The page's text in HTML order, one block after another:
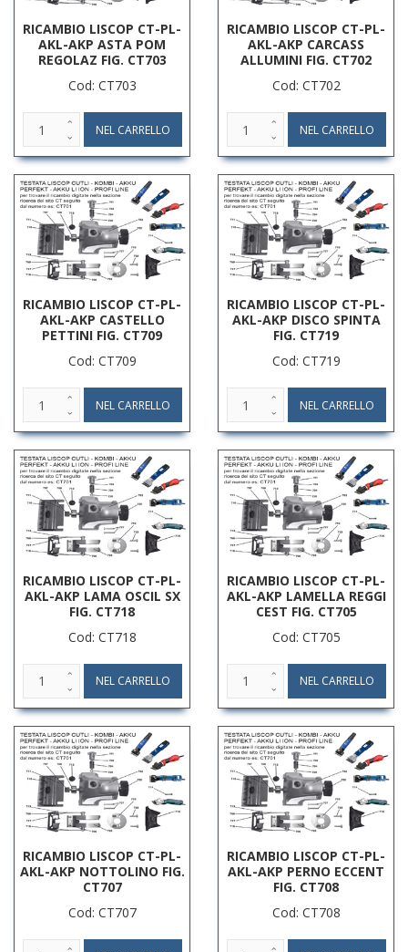
RICAMBIO LISCOP CT-PL-
AKL-AKP ASTA POM
REGOLAZ FIG. CT703
Cod: CT703
RICAMBIO LISCOP CT-PL-
AKL-AKP CARCASS
ALLUMINI FIG. CT702
Cod: CT702
RICAMBIO LISCOP CT-PL-
AKL-AKP CASTELLO
PETTINI FIG. CT709
Cod: CT709
RICAMBIO LISCOP CT-PL-
AKL-AKP DISCO SPINTA
FIG. CT719
Cod: CT719
RICAMBIO LISCOP CT-PL-
AKL-AKP LAMA OSCIL SX
FIG. CT718
Cod: CT718
RICAMBIO LISCOP CT-PL-
AKL-AKP LAMELLA REGGI
CEST FIG. CT705
Cod: CT705
RICAMBIO LISCOP CT-PL-
AKL-AKP NOTTOLINO FIG.
CT707
Cod: CT707
RICAMBIO LISCOP CT-PL-
AKL-AKP PERNO ECCENT
FIG. CT708
Cod: CT708